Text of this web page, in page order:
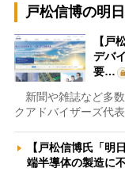
戸松信博の明
【戸
デバ
要…
新聞や雑誌など多
クアドバイザーズ代
【戸松信博氏「明
端半導体の製造に